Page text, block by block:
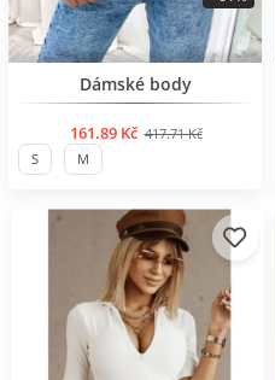
BESTSELLER
Dámské body
161.89 Kč 417.71 Kč
S M